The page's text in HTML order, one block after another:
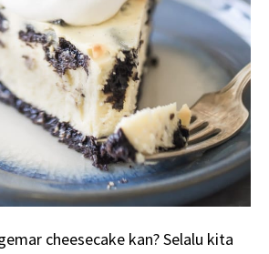
cheesecake kan? Selalu kita